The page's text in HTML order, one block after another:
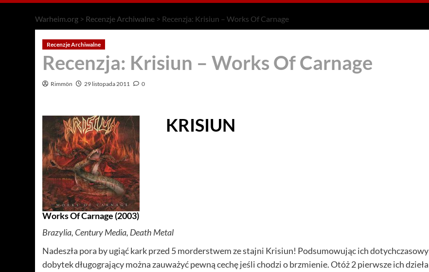
Warheim.org > Recenzje Archiwalne > Recenzja: Krisiun – Works Of Carnage
Recenzje Archiwalne
Recenzja: Krisiun – Works Of Carnage
Rimmön 29 listopada 2011 0
KRISIUN
Works Of Carnage (2003)
Brazylia, Century Media, Death Metal
Nadeszła pora by ugiąć kark przed 5 morderstwem ze stajni Krisiun! Podsumowując ich dotychczasowy
dobytek długogrający można zauważyć pewną cechę jeśli chodzi o brzmienie. Otóż 2 pierwsze ich dzieła